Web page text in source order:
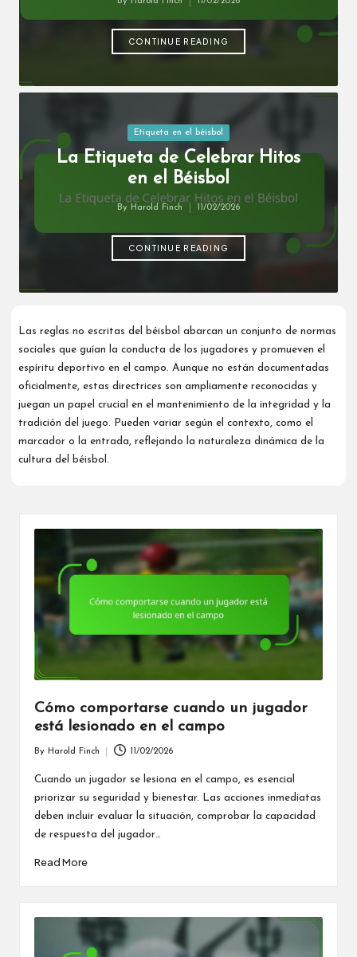
Interacciones, Deportividad
Respetando las Reglas No Escritas del
Béisbol sobre la Gestión del Conteo de
El Papel del Silencio Durante Momentos
Cómo apoyar a los compañeros de
equipo durante las dificultades
personales en el béisbol
06/02/2026
de la integración de nuevos jugadores
Durante una Paliza
CONTINUE READING
Posted
Etiqueta en el béisbol
La Etiqueta de Celebrar Hitos
en el Béisbol
Posted
By Harold Finch 11/02/2026
CONTINUE READING
Las reglas no escritas del béisbol abarcan un conjunto de normas
sociales que guían la conducta de los jugadores y promueven el
espíritu deportivo en el campo. Aunque no están documentadas
oficialmente, estas directrices son ampliamente reconocidas y
juegan un papel crucial en el mantenimiento de la integridad y la
tradición del juego. Pueden variar según el contexto, como el
marcador o la entrada, reflejando la naturaleza dinámica de la
cultura del béisbol.
Cómo comportarse cuando un jugador
está lesionado en el campo
by
By Harold Finch 11/02/2026
Cuando un jugador se lesiona en el campo, es esencial
priorizar su seguridad y bienestar. Las acciones inmediatas
deben incluir evaluar la situación, comprobar la capacidad
de respuesta del jugador…
Read More